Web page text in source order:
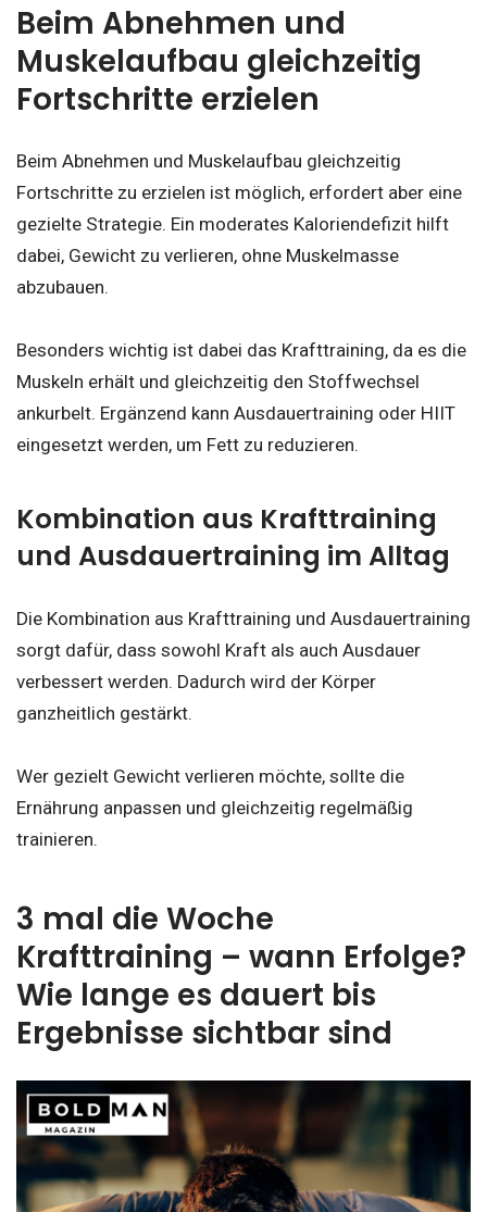
Beim Abnehmen und
Muskelaufbau gleichzeitig
Fortschritte erzielen
Beim Abnehmen und Muskelaufbau gleichzeitig
Fortschritte zu erzielen ist möglich, erfordert aber eine
gezielte Strategie. Ein moderates Kaloriendefizit hilft
dabei, Gewicht zu verlieren, ohne Muskelmasse
abzubauen.
Besonders wichtig ist dabei das Krafttraining, da es die
Muskeln erhält und gleichzeitig den Stoffwechsel
ankurbelt. Ergänzend kann Ausdauertraining oder HIIT
eingesetzt werden, um Fett zu reduzieren.
Kombination aus Krafttraining
und Ausdauertraining im Alltag
Die Kombination aus Krafttraining und Ausdauertraining
sorgt dafür, dass sowohl Kraft als auch Ausdauer
verbessert werden. Dadurch wird der Körper
ganzheitlich gestärkt.
Wer gezielt Gewicht verlieren möchte, sollte die
Ernährung anpassen und gleichzeitig regelmäßig
trainieren.
3 mal die Woche
Krafttraining – wann Erfolge?
Wie lange es dauert bis
Ergebnisse sichtbar sind